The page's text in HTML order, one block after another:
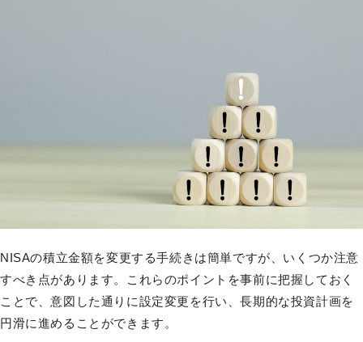
NISAの積立金額を変更する手続きは簡単ですが、いくつか注意
すべき点があります。これらのポイントを事前に把握しておく
ことで、意図した通りに設定変更を行い、長期的な投資計画を
円滑に進めることができます。